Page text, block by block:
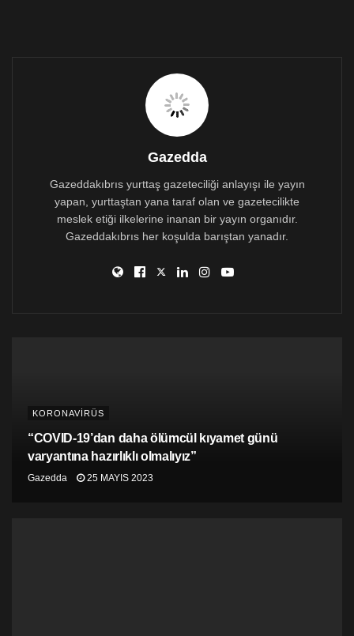
çalışanlarını gerek sağlık sistemlerinin korunmasına
yardımcı olacağına dikkati çekti.
“Yaş nedeniyle ciddi hastalık veya ölüm riski en
yüksek olan kişiler de yüksek öncelikli bir
diyen Ghebreyesus, bu kişileri korumanın
ciddi hastalıkları ve ölümleri azaltacağını, sağlık
sistemlerinin üzerindeki yükü hafifleteceğini kaydetti.
Ghebreyesus, ağır hastalık riski yüksek olan gruplara
da aşılamadaöncelik verilmesi gerektiğinin altını çizdi.
Ghebreyesus, virüsün kökeninin araştırılması için en
gazetecinin sorusuna,
çıkmadığını söylemek oldukça spekülatif.
Araştırmalara, ilk vakaların ortaya çıktığı yerden
başlamak gerekir”cevabını vermişti.
Ryan, DSÖ olarak virüsün dünyada ilk görüldüğü şehir
Gazedda
Gazeddakıbrıs yurttaş gazeteciliği anlayışı ile yayın
yapan, yurttaştan yana taraf olan ve gazetecilikte
meslek etiği ilkelerine inanan bir yayın organıdır.
Gazeddakıbrıs her koşulda barıştan yanadır.
KORONAVİRÜS
“COVID-19’dan daha ölümcül kıyamet günü
varyantına hazırlıklı olmalıyız”
Gazedda 25 MAYIS 2023